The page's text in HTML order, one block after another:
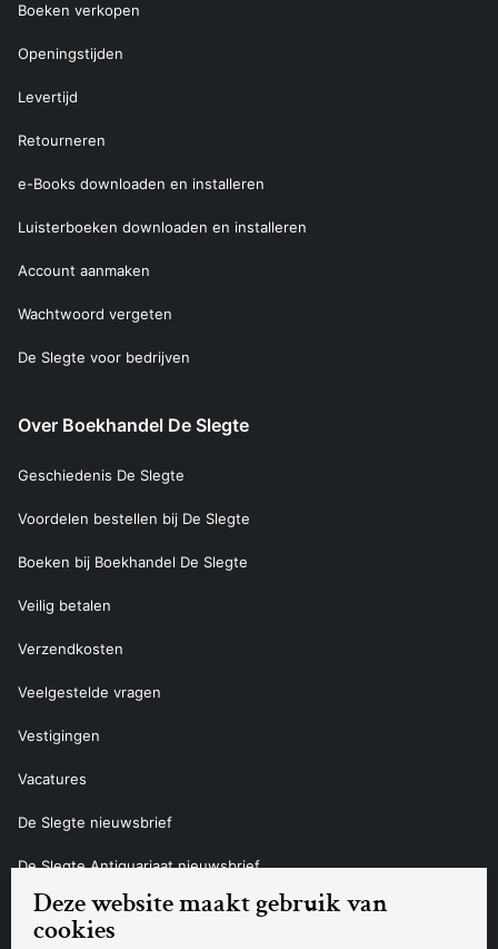
Deze website maakt gebruik van
cookies
Boeken verkopen
Openingstijden
Levertijd
Retourneren
e-Books downloaden en installeren
Luisterboeken downloaden en installeren
Account aanmaken
Wachtwoord vergeten
De Slegte voor bedrijven
Over Boekhandel De Slegte
Geschiedenis De Slegte
Voordelen bestellen bij De Slegte
Boeken bij Boekhandel De Slegte
Veilig betalen
Verzendkosten
Veelgestelde vragen
Vestigingen
Vacatures
De Slegte nieuwsbrief
De Slegte Antiquariaat nieuwsbrief
Contact